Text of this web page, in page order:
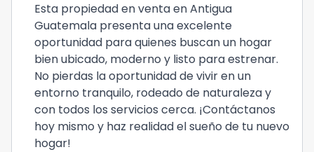
Esta propiedad en venta en Antigua
Guatemala presenta una excelente
oportunidad para quienes buscan un hogar
bien ubicado, moderno y listo para estrenar.
No pierdas la oportunidad de vivir en un
entorno tranquilo, rodeado de naturaleza y
con todos los servicios cerca. ¡Contáctanos
hoy mismo y haz realidad el sueño de tu nuevo
hogar!